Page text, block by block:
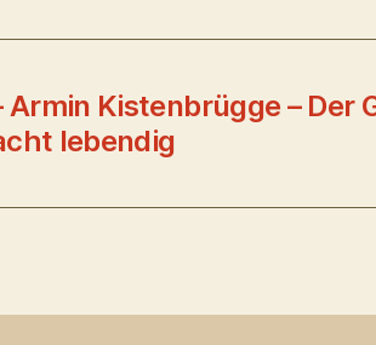
Armin Kistenbrügge – Der
lebendig